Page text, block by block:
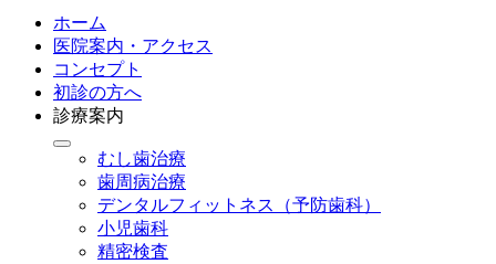
ホーム
医院案内・アクセス
コンセプト
初診の方へ
診療案内
むし歯治療
歯周病治療
デンタルフィットネス
（予防歯科）
小児歯科
精密検査